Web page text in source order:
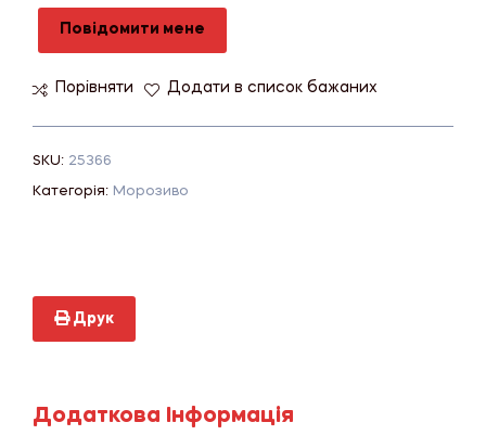
Повідомити мене
Порівняти Додати в список бажаних
SKU: 25366
Категорія: Морозиво
Друк
Додаткова Інформація